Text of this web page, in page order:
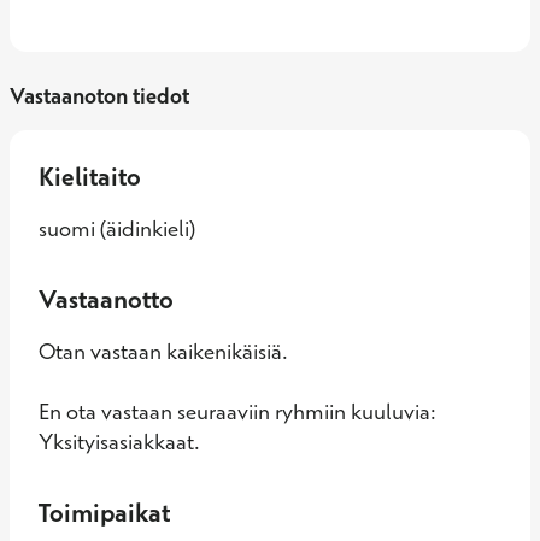
Vastaanoton tiedot
Kielitaito
suomi (äidinkieli)
Vastaanotto
Otan vastaan kaikenikäisiä.
En ota vastaan seuraaviin ryhmiin kuuluvia:
Yksityisasiakkaat.
Toimipaikat